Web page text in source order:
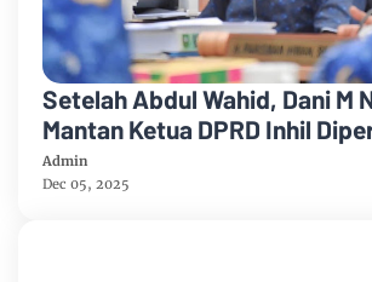
Setelah Abdul Wahid, Dani M
Mantan Ketua DPRD Inhil
Admin
Dec 05, 2025